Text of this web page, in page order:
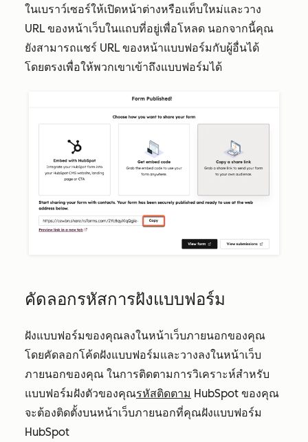
ในเบราว์เซอร์ให้เปิดหน้าต่างหรือแท็บใหม่และวาง
URL ของหน้าเว็บในแถบที่อยู่เพื่อโหลด นอกจากนี้คุณ
ยังสามารถแชร์ URL ของหน้าแบบฟอร์มกับผู้อื่นได้
โดยตรงเพื่อให้พวกเขาเข้าถึงแบบฟอร์มได้
คัดลอกรหัสการฝังแบบฟอร์ม
ฝังแบบฟอร์มของคุณลงในหน้าเว็บภายนอกของคุณ
โดยคัดลอกโค้ดฝังแบบฟอร์มและวางลงในหน้าเว็บ
ภายนอกของคุณ ในการติดตามการวิเคราะห์สำหรับ
แบบฟอร์มฝังตัวของคุณรหัสติดตาม HubSpot ของคุณ
จะต้องติดตั้งบนหน้าเว็บภายนอกที่คุณฝังแบบฟอร์ม
HubSpot